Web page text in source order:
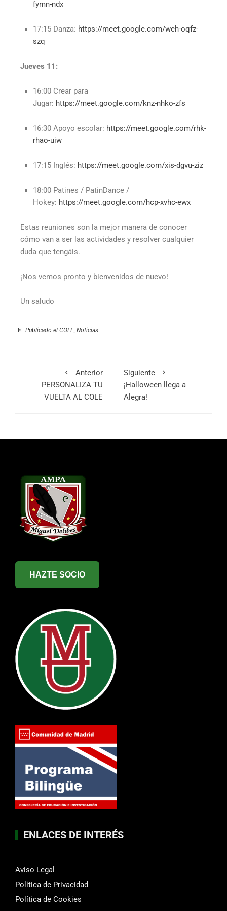
fymn-ndx
17:15 Danza: https://meet.google.com/weh-oqfz-
szq
Jueves 11:
16:00 Crear para
Jugar: https://meet.google.com/knz-nhko-zfs
16:30 Apoyo escolar: https://meet.google.com/rhk-
rhao-uiw
17:15 Inglés: https://meet.google.com/xis-dgvu-ziz
18:00 Patines / PatinDance /
Hokey: https://meet.google.com/hcp-xvhc-ewx
Estas reuniones son la mejor manera de conocer
cómo van a ser las actividades y resolver cualquier
duda que tengáis.
¡Nos vemos pronto y bienvenidos de nuevo!
Un saludo
Publicado el COLE, Noticias
Anterior
PERSONALIZA TU
VUELTA AL COLE
Siguiente
¡Halloween llega a
Alegra!
HAZTE SOCIO
ENLACES DE INTERÉS
Aviso Legal
Política de Privacidad
Política de Cookies